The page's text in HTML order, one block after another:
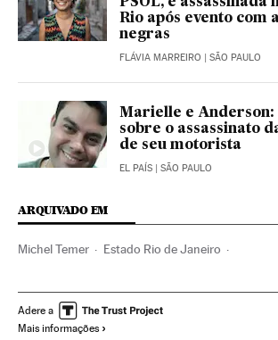
Rio após evento com
negras
FLÁVIA MARREIRO | SÃO PAULO
Marielle e Anderson:
sobre o assassinato
de seu motorista
EL PAÍS | SÃO PAULO
ARQUIVADO EM
Michel Temer Estado Rio de Janeiro
Defesa Partidos políticos
Adere a
Mais informações